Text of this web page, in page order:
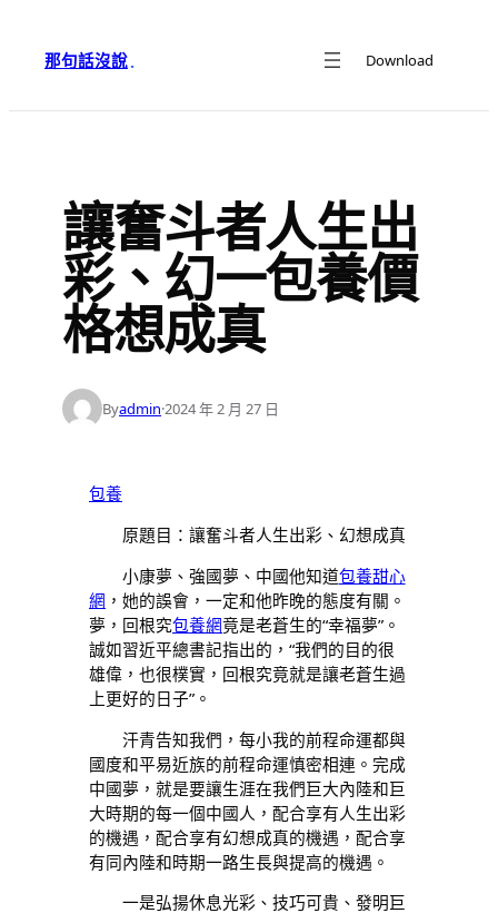
內
那句話沒說· Download
讓奮斗者人生出
彩、幻一包養價
格想成真
Byadmin·2024 年 2 月 27 日
包養
原題目：讓奮斗者人生出彩、幻想成真
小康夢、強國夢、中國他知道包養甜心
網 ，她的誤會，一定和他昨晚的態度有關。
夢，回根究包養網竟是老蒼生的“幸福夢”。
誠如習近平總書記指出的，“我們的目的很
雄偉，也很樸實，回根究竟就是讓老蒼生過
上更好的日子”。
汗青告知我們，每小我的前程命運都與
國度和平易近族的前程命運慎密相連。完成
中國夢，就是要讓生涯在我們巨大內陸和巨
大時期的每一個中國人，配合享有人生出彩
的機遇，配合享有幻想成真的機遇，配合享
有同內陸和時期一路生長與提高的機遇。
一是弘揚休息光彩、技巧可貴、發明巨